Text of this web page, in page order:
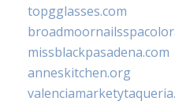
topgglasses.com
missblackpasadena.com
anneskitchen.org